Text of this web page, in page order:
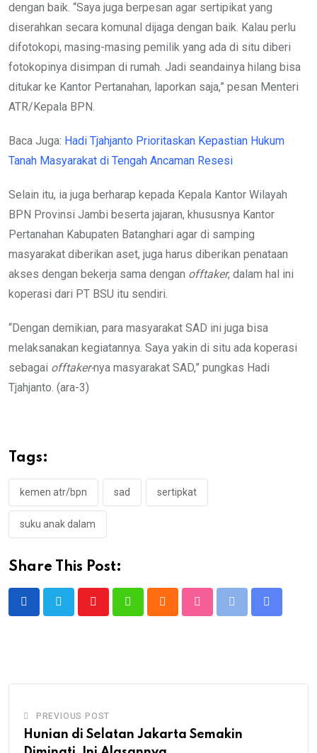
dengan baik. “Saya juga berpesan agar sertipikat yang
diserahkan secara komunal dijaga dengan baik. Kalau perlu
difotokopi, masing-masing pemilik yang ada di situ diberi
fotokopinya disimpan di rumah. Jadi seandainya hilang bisa
ditukar ke Kantor Pertanahan, laporkan saja,” pesan Menteri
ATR/Kepala BPN.
Baca Juga: Hadi Tjahjanto Prioritaskan Kepastian Hukum
Tanah Masyarakat di Tengah Ancaman Resesi
Selain itu, ia juga berharap kepada Kepala Kantor Wilayah
BPN Provinsi Jambi beserta jajaran, khususnya Kantor
Pertanahan Kabupaten Batanghari agar di samping
masyarakat diberikan aset, juga harus diberikan penataan
akses dengan bekerja sama dengan offtaker, dalam hal ini
koperasi dari PT BSU itu sendiri.
“Dengan demikian, para masyarakat SAD ini juga bisa
melaksanakan kegiatannya. Saya yakin di situ ada koperasi
sebagai offtaker-nya masyarakat SAD,” pungkas Hadi
Tjahjanto. (ara-3)
Tags:
kemen atr/bpn sad sertipkat
suku anak dalam
Share This Post:
PREVIOUS POST
Hunian di Selatan Jakarta Semakin